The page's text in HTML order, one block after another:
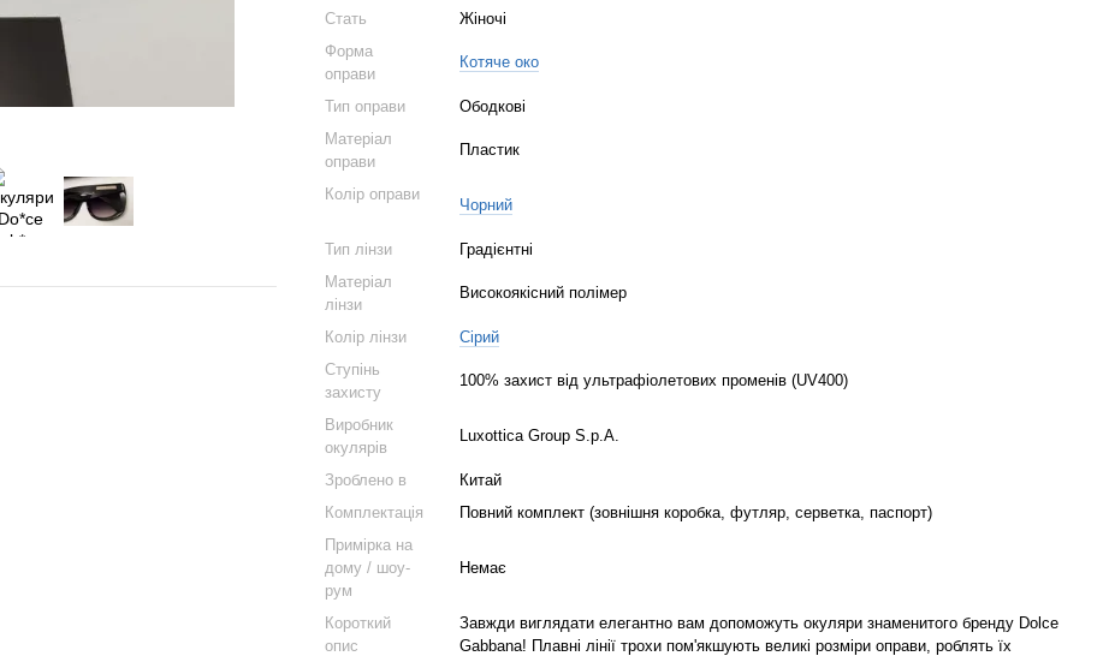
Стать
Жіночі
Форма
оправи
Котяче око
Тип оправи
Ободкові
Матеріал
оправи
Пластик
Колір оправи
Чорний
Тип лінзи
Градієнтні
Матеріал
лінзи
Високоякісний полімер
Колір лінзи
Сірий
Ступінь
захисту
100% захист від ультрафіолетових променів (UV400)
Виробник
окулярів
Luxottica Group S.p.A.
Зроблено в
Китай
Комплектація
Повний комплект (зовнішня коробка, футляр, серветка, паспорт)
Примірка на
дому / шоу-
рум
Немає
Короткий
опис
Завжди виглядати елегантно вам допоможуть окуляри знаменитого бренду Dolce
Gabbana! Плавні лінії трохи пом'якшують великі розміри оправи, роблять їх